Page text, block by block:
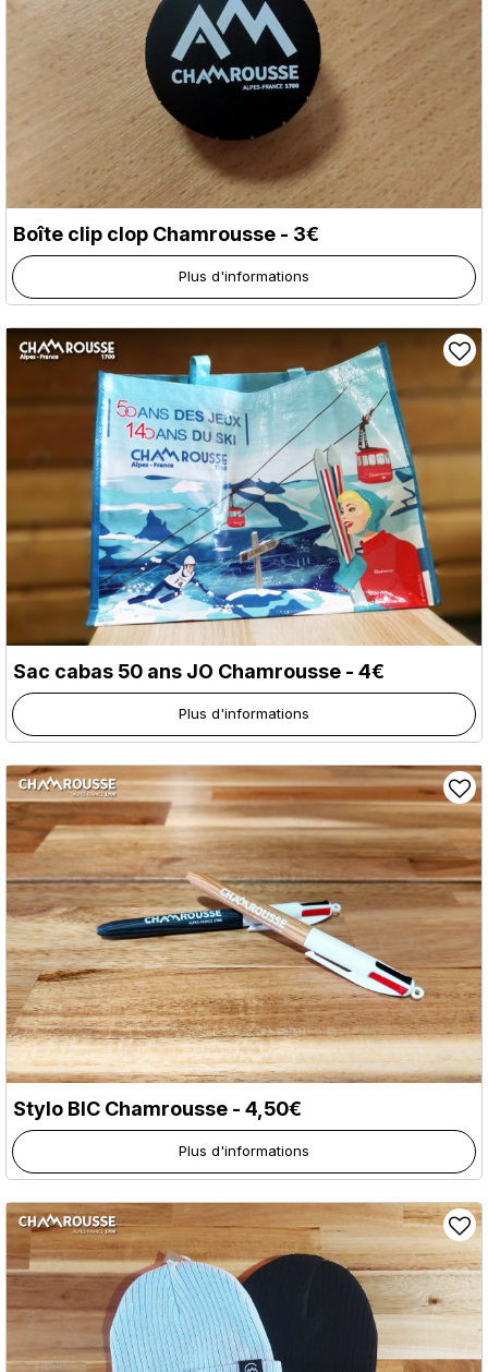
Boîte clip clop Chamrousse - 3€
Plus d'informations
Sac cabas 50 ans JO Chamrousse - 4€
Plus d'informations
Stylo BIC Chamrousse - 4,50€
Plus d'informations